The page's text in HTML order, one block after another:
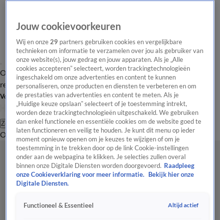
Overzicht Laatste nieuws Regionieuws Het beste van Hart
Tip de
redactie
Volg Hart van Nederland
Zoeken
OverzichtRegioUitzendingenWeerTip de redactiePanelVideo's
Jouw cookievoorkeuren
Wij en onze29 partners gebruiken cookies en vergelijkbare
technieken om informatie te verzamelen over jou als gebruiker van
onze website(s), jouw gedrag en jouw apparaten. Als je „Alle
cookies accepteren” selecteert, worden trackingtechnologieën
ingeschakeld om onze advertenties en content te kunnen
personaliseren, onze producten en diensten te verbeteren en om
de prestaties van advertenties en content te meten. Als je
„Huidige keuze opslaan” selecteert of je toestemming intrekt,
worden deze trackingtechnologieën uitgeschakeld. We gebruiken
dan enkel functionele en essentiële cookies om de website goed te
laten functioneren en veilig te houden. Je kunt dit menu op ieder
moment opnieuw openen om je keuzes te wijzigen of om je
toestemming in te trekken door op de link Cookie-instellingen
onder aan de webpagina te klikken. Je selecties zullen overal
binnen onze Digitale Diensten worden doorgevoerd. Raadpleeg
onze Cookieverklaring voor meer informatie.
Bekijk hier onze
Digitale Diensten.
Functioneel & Essentieel Altijd actief